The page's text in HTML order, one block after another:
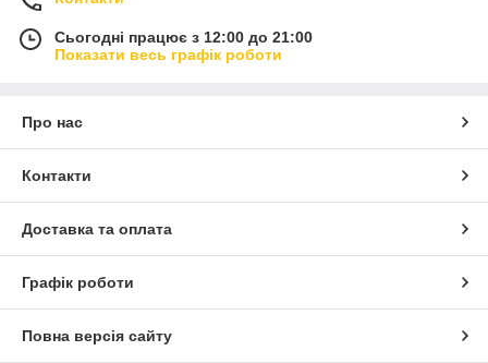
Сьогодні працює з 12:00 до 21:00
Показати весь графік роботи
Про нас
Контакти
Доставка та оплата
Графік роботи
Повна версія сайту